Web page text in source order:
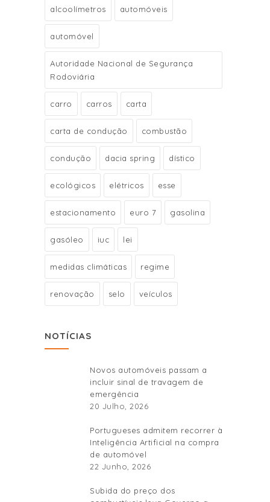
alcoolímetros automóveis
automóvel
Autoridade Nacional de Segurança
Rodoviária
carro carros carta
carta de condução combustão
condução dacia spring dístico
ecológicos elétricos esse
estacionamento euro 7 gasolina
gasóleo iuc lei
medidas climáticas regime
renovação selo veículos
NOTÍCIAS
Novos automóveis passam a
incluir sinal de travagem de
emergência
20 Julho, 2026
Portugueses admitem recorrer à
Inteligência Artificial na compra
de automóvel
22 Junho, 2026
Subida do preço dos